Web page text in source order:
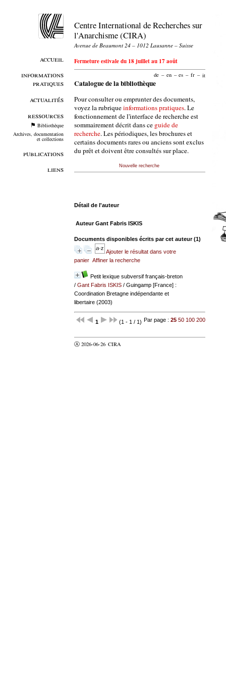
accueil
informations
pratiques
actualités
ressources
Bibliothèque
Archives, documentation
et collections
publications
liens
Centre International de Recherches sur
l'Anarchisme (CIRA)
Avenue de Beaumont 24 – 1012 Lausanne – Suisse
Fermeture estivale du 18 juillet au 17 août
de – en – es – fr – it
Catalogue de la bibliothèque
Pour consulter ou emprunter des documents,
voyez la rubriqueinformations pratiques. Le
fonctionnement de l'interface de recherche est
sommairement décrit dans ce guide de
recherche. Les périodiques, les brochures et
certains documents rares ou anciens sont exclus
du prêt et doivent être consultés sur place.
Nouvelle recherche
Détail de l'auteur
Auteur Gant Fabris ISKIS
Documents disponibles écrits par cet auteur (1)
Ajouter le résultat dans votre
panier Affiner la recherche
Petit lexique subversif français-breton
/ Gant Fabris ISKIS/ Guingamp [France] :
Coordination Bretagne indépendante et
libertaire (2003)
1 (1 - 1 / 1) Par page : 25 50 100 200
Ⓐ 2026-06-26 CIRA